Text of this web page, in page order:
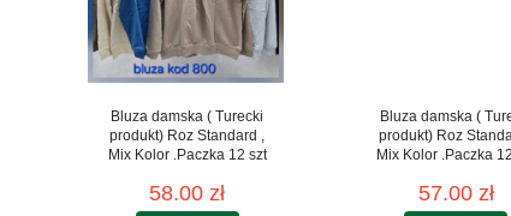
Bluza damska ( Turecki
produkt) Roz Standard ,
Mix Kolor .Paczka 12 szt
58.00 zł
Bluza damska (
produkt) Roz
Mix Kolor .Paczka
57.00 zł